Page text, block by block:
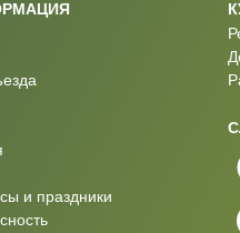
и праздники